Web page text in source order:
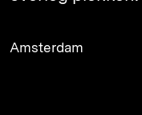
Amsterdam